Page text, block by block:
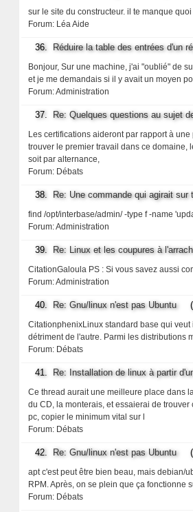
sur le site du constructeur. il te manque
Forum: Léa Aide
36. Réduire la table des entrées d'un
Bonjour, Sur une machine, j'ai "oublié" de
et je me demandais si il y avait un moyen
Forum:Administration
37. Re: Quelques questions au sujet
Les certifications aideront par rapport à
trouver le premier travail dans ce domaine,
soit par alternance,
Forum: Débats
38. Re: Une commande qui agirait
find /opt/interbase/admin/ -type f -name
Forum:Administration
39. Re: Linux et les coupures à
CitationGaloula PS : Si vous savez aussi
Forum:Administration
40. Re: Gnu/linux n'est pas Ubuntu
CitationphenixLinux standard base qui
détriment de l'autre. Parmi les distributions
Forum: Débats
41. Re: Installation de linux à partir
Ce thread aurait une meilleure place dans
du CD, la monterais, et essaierai de
pc, copier le minimum vital sur l
Forum: Débats
42. Re: Gnu/linux n'est pas Ubuntu
apt c'est peut être bien beau, mais debian/
RPM. Après, on se plein que ça fonctionne
Forum: Débats